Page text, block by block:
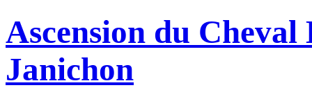
Ascension du
Janichon